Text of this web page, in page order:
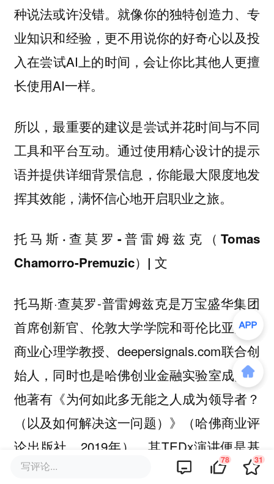
种说法或许没错。就像你的独特创造力、专
业知识和经验，更不用说你的好奇心以及投
入在尝试AI上的时间，会让你比其他人更擅
长使用AI一样。
所以，最重要的建议是尝试并花时间与不同
工具和平台互动。通过使用精心设计的提示
语并提供详细背景信息，你能最大限度地发
挥其效能，满怀信心地开启职业之旅。
托马斯·查莫罗-普雷姆兹克（Tomas
Chamorro-Premuzic）| 文
托马斯·查莫罗-普雷姆兹克是万宝盛华集团
首席创新官、伦敦大学学院和哥伦比亚大学
商业心理学教授、deepersignals.com联合创
始人，同时也是哈佛创业金融实验室成员。
他著有《为何如此多无能之人成为领导者？
（以及如何解决这一问题）》（哈佛商业评
论出版社，2019年），其TEDx演讲便是基
于此书。他的最新著作是《我，人类：人工
写评论... 78 31